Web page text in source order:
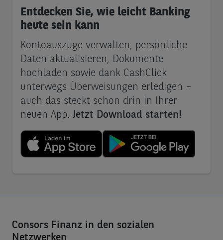
Entdecken Sie, wie leicht Banking
heute sein kann
Kontoauszüge verwalten, persönliche
Daten aktualisieren, Dokumente
hochladen sowie dank CashClick
unterwegs Überweisungen erledigen –
auch das steckt schon drin in Ihrer
neuen App. Jetzt Download starten!
Consors Finanz in den sozialen
Netzwerken